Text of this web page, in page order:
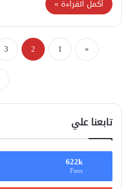
أكمل القراءة »
«
1
2
3
تابعنا علي
622k
Fans